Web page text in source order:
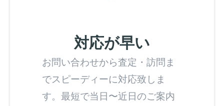
対応が早い
お問い合わせから査定・訪問ま
でスピーディーに対応致しま
す。最短で当日〜近日のご案内